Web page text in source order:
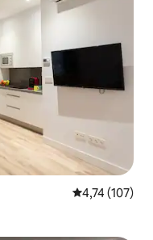
Средна
4,74 (107)